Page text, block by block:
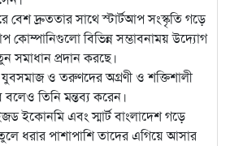
বেশ দ্রুততার সাথে স্টার্টআপ সংস্কৃতি গড়ে
কোম্পানিগুলো বিভিন্ন সম্ভাবনাময় উদ্যোগ
সমাধান প্রদান করছে।
যুবসমাজ ও তরুণদের অগ্রণী ও শক্তিশালী
তিনি মন্তব্য করেন।
ইকোনমি এবং স্মার্ট বাংলাদেশ গড়ে
ধরার পাশাপাশি তাদের এগিয়ে আসার